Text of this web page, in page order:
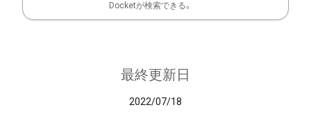
Docketが検索できる。
最終更新日
2022/07/18